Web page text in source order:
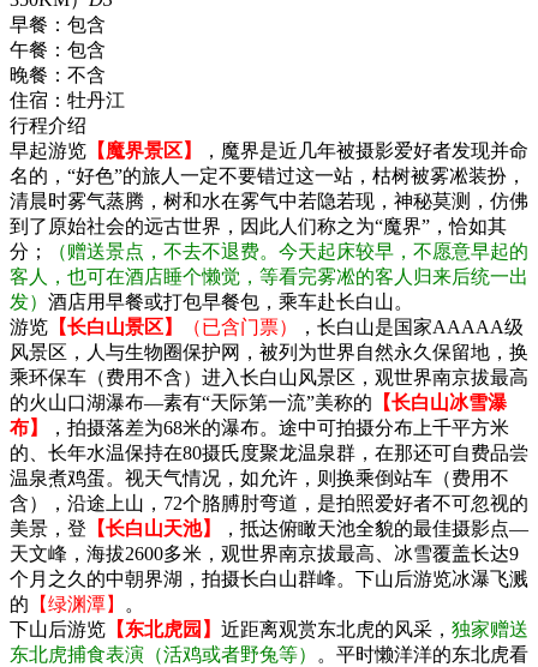
早餐： 包含
午餐： 包含
晚餐： 不含
住宿： 牡丹江
行程介绍
早起游览 【魔界景区】
，魔界是近几年被摄影爱好者发现并命
名的，“好色”的旅人一定不要错过这一站，枯树被雾凇装扮，
清晨时雾气蒸腾，树和水在雾气中若隐若现，神秘莫测，仿佛
到了原始社会的远古世界，因此人们称之为“魔界”，恰如其
分；
（赠送景点，不去不退费。今天起床较早，不愿意早起的
客人，也可在酒店睡个懒觉，等看完雾凇的客人归来后统一出
发） 酒店用早餐或打包早餐包，乘车赴长白山。
游览 【长白山景区】 （已含门票）
，长白山是国家AAAAA级
风景区，人与生物圈保护网，被列为世界自然永久保留地，换
乘环保车（费用不含）进入长白山风景区，观世界南京拔最高
的火山口湖瀑布―素有“天际第一流”美称的 【长白山冰雪瀑
布】
，拍摄落差为68米的瀑布。途中可拍摄分布上千平方米
的、长年水温保持在80摄氏度聚龙温泉群，在那还可自费品尝
温泉煮鸡蛋。视天气情况，如允许，则换乘倒站车（费用不
含），沿途上山，72个胳膊肘弯道，是拍照爱好者不可忽视的
美景，登 【长白山天池】
，抵达俯瞰天池全貌的最佳摄影点—
天文峰，海拔2600多米，观世界南京拔最高、冰雪覆盖长达9
个月之久的中朝界湖，拍摄长白山群峰。下山后游览冰瀑飞溅
的 【绿渊潭】
。
下山后游览 【东北虎园】 近距离观赏东北虎的风采， 独家赠送
东北虎捕食表演（活鸡或者野兔等）
。平时懒洋洋的东北虎看